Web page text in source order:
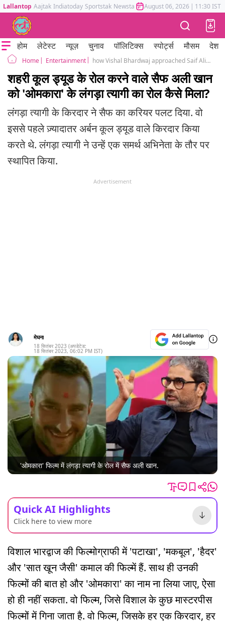
Lallantop Aajtak Indiatoday Sportstak Newstak Mumbai Tak Astrotak
August 06, 2026 | 11:30 IST
होम लेटेस्ट न्यूज़ चुनाव पॉलिटिक्स स्पोर्ट्स मौसम देश
Home Entertainment how Vishal Bhardwaj approached Saif Ali Khan for Omkara's Langda Tyagi
शहरी कूल ड्यूड के रोल करने वाले सैफ अली खान
को 'ओमकारा' के लंगड़ा त्यागी का रोल कैसे मिला?
लंगड़ा त्यागी के किरदार ने सैफ का करियर पलट दिया. वो
इससे पहले ज़्यादातर अर्बन कूल ड्यूड वाले किरदार किया
करते थे. लंगड़ा त्यागी ने उन्हें एक समर्थ अभिनेता के तौर पर
स्थापित किया.
Advertisement
मेघना
18 सितंबर 2023 (अपडेटेड:
18 सितंबर 2023, 06:02 PM IST)
'ओमकारा' फिल्म में लंगड़ा त्यागी के रोल में सैफ अली खान.
Quick AI Highlights
Click here to view more
विशाल भारद्वाज की फिल्मोग्राफी में 'पटाखा', 'मकबूल', 'हैदर'
और 'सात खून जैसी' कमाल की फिल्में हैं. साथ ही उनकी
फिल्मों की बात हो और 'ओमकारा' का नाम ना लिया जाए, ऐसा
हो ही नहीं सकता. वो फिल्म, जिसे विशाल के कुछ मास्टरपीस
फिल्मों में गिना जाता है. वो फिल्म, जिसके हर एक किरदार, हर